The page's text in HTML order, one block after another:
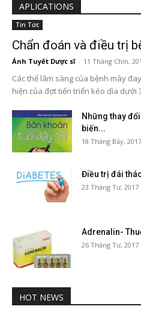
APLICATIONS
Tin Tức
Chẩn đoán và điều trị
Ánh Tuyết Dược sĩ - 11 Tháng Chín,
Các thể lâm sàng của bệnh mày
hiện của đợt tiến triển kéo dìa dưới
Những thay
biến...
18 Tháng Bảy, 2017
Điều trị đái
23 Tháng Tư, 2017
Adrenalin-
26 Tháng Tư, 2017
HOT NEWS